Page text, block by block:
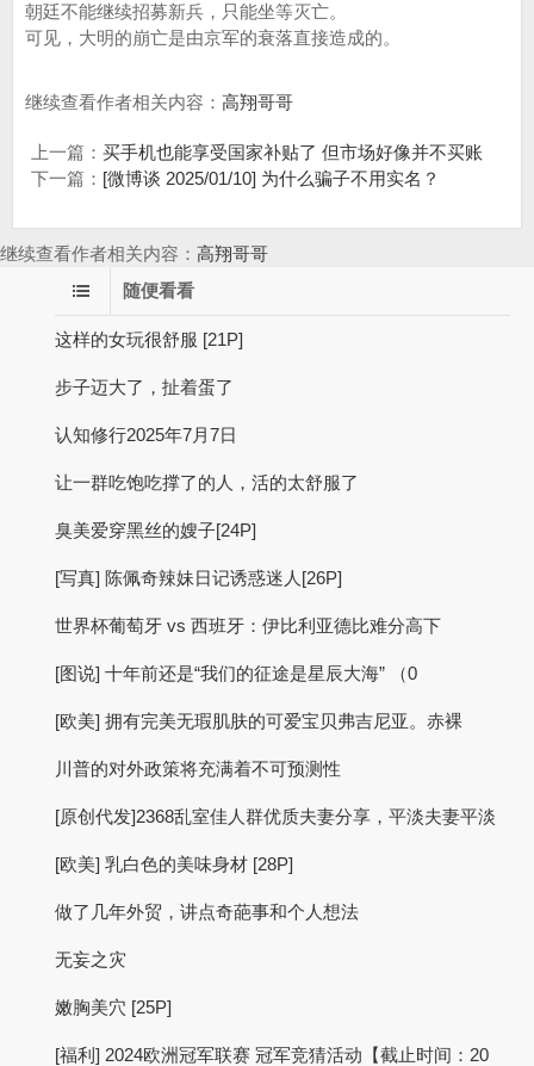
朝廷不能继续招募新兵，只能坐等灭亡。
可见，大明的崩亡是由京军的衰落直接造成的。
继续查看作者相关内容： 高翔哥哥
上一篇： 买手机也能享受国家补贴了 但市场好像并不买账
下一篇： [微博谈 2025/01/10] 为什么骗子不用实名？
继续查看作者相关内容： 高翔哥哥
随便看看
这样的女玩很舒服 [21P]
步子迈大了，扯着蛋了
认知修行2025年7月7日
让一群吃饱吃撑了的人，活的太舒服了
臭美爱穿黑丝的嫂子[24P]
[写真] 陈佩奇辣妹日记诱惑迷人[26P]
世界杯葡萄牙 vs 西班牙：伊比利亚德比难分高下
[图说] 十年前还是“我们的征途是星辰大海” （0
[欧美] 拥有完美无瑕肌肤的可爱宝贝弗吉尼亚。赤裸
川普的对外政策将充满着不可预测性
[原创代发]2368乱室佳人群优质夫妻分享，平淡夫妻平淡
[欧美] 乳白色的美味身材 [28P]
做了几年外贸，讲点奇葩事和个人想法
无妄之灾
嫩胸美穴 [25P]
[福利] 2024欧洲冠军联赛 冠军竞猜活动【截止时间：20